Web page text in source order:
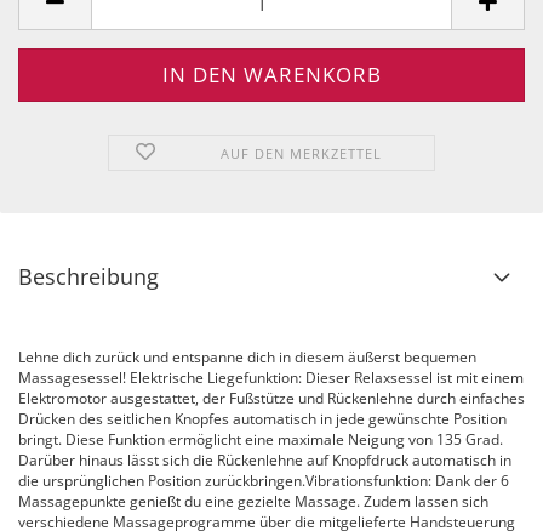
AUF DEN MERKZETTEL
Beschreibung
Lehne dich zurück und entspanne dich in diesem äußerst bequemen
Massagesessel! Elektrische Liegefunktion: Dieser Relaxsessel ist mit einem
Elektromotor ausgestattet, der Fußstütze und Rückenlehne durch einfaches
Drücken des seitlichen Knopfes automatisch in jede gewünschte Position
bringt. Diese Funktion ermöglicht eine maximale Neigung von 135 Grad.
Darüber hinaus lässt sich die Rückenlehne auf Knopfdruck automatisch in
die ursprünglichen Position zurückbringen.Vibrationsfunktion: Dank der 6
Massagepunkte genießt du eine gezielte Massage. Zudem lassen sich
verschiedene Massageprogramme über die mitgelieferte Handsteuerung